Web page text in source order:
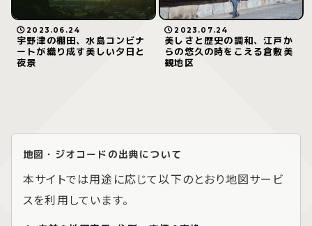
2023.06.24
宇野津の棚田、水島コンビナ
ートが織り成す美しい夕日と
夜景
2023.07.24
美しさと歴史の調和、江戸か
らの悠久の時をこえる倉敷美
観地区
地図・ジオコードの出典について
本サイトでは用途に応じて以下のとおり地図サービ
スを利用しています。